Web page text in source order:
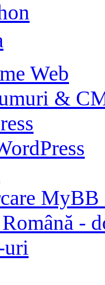
Web
&
MyBB
-